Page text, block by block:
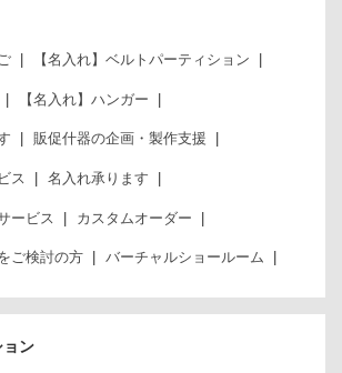
【名入れ】ベルトパーティション
【名入れ】ハンガー
販促什器の企画・製作支援
ス 名入れ承ります
ービス カスタムオーダー
ご検討の方 バーチャルショールーム
ョン